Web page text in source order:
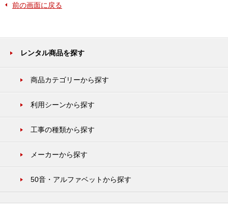
前の画面に戻る
レンタル商品を探す
商品カテゴリーから探す
利用シーンから探す
工事の種類から探す
メーカーから探す
50音・アルファベットから探す